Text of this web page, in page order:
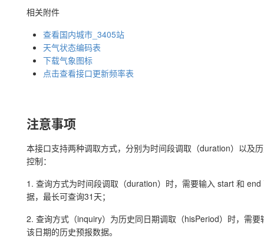
相关附件
查看国内城市_3405站
天气状态编码表
下载气象图标
点击查看接口更新频率表
注意事项
本接口支持两种调取方式，分别为时间段调取（duration）以及
控制：
1. 查询方式为时间段调取（duration）时，需要输入 start 和
据，最长可查询31天；
2. 查询方式（inquiry）为历史同日期调取（hisPeriod）时，需
该日期的历史预报数据。